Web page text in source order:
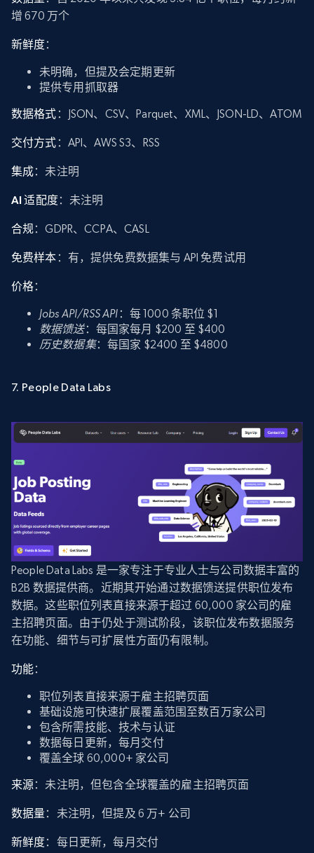
增 670 万个
新鲜度：
未明确，但提及会定期更新
提供专用抓取器
数据格式 ：JSON、CSV、Parquet、XML、JSON-LD、ATOM
交付方式 ：API、AWS S3、RSS
集成：未注明
AI 适配度：未注明
合规：GDPR、CCPA、CASL
免费样本 ：有，提供免费数据集与 API 免费试用
价格：
Jobs API/RSS API ：每 1000 条职位 $1
数据馈送：每国家每月 $200 至 $400
历史数据集：每国家 $2400 至 $4800
7. People Data Labs
People Data Labs 是一家专注于专业人士与公司数据丰富的
B2B 数据提供商。近期其开始通过数据馈送提供职位发布
数据。这些职位列表直接来源于超过 60,000 家公司的雇
主招聘页面。由于仍处于测试阶段，该职位发布数据服务
在功能、细节与可扩展性方面仍有限制。
功能：
职位列表直接来源于雇主招聘页面
基础设施可快速扩展覆盖范围至数百万家公司
包含所需技能、技术与认证
数据每日更新，每月交付
覆盖全球 60,000+ 家公司
来源：未注明，但包含全球覆盖的雇主招聘页面
数据量：未注明，但提及 6 万+ 公司
新鲜度：每日更新，每月交付